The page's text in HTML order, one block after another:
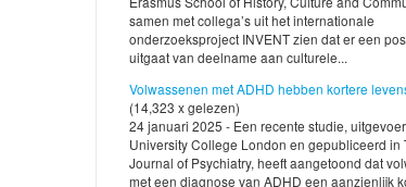
samen met collega’s uit het internationale
onderzoeksproject INVENT zien dat er een
uitgaat van deelname aan culturele...
Volwassenen met ADHD hebben kortere
(14,323 x gelezen)
24 januari 2025 - Een recente studie,
University College London en gepubliceerd in
Journal of Psychiatry, heeft aangetoond dat
met een diagnose van ADHD een aanzienlijk